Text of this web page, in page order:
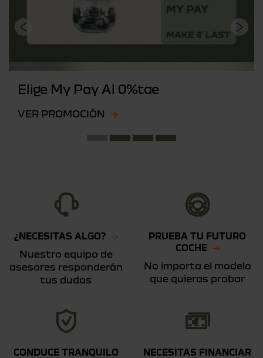
Elige My Pay Al 0%tae
VER PROMOCIÓN
¿NECESITAS ALGO?
Nuestro equipo de
asesores responderán
tus dudas
PRUEBA TU FUTURO
COCHE
No importa el modelo
que quieras probar
CONDUCE TRANQUILO NECESITAS FINANCIAR